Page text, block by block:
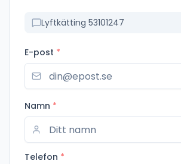
Lyftkätting 53101247
E-post *
Namn *
Telefon *